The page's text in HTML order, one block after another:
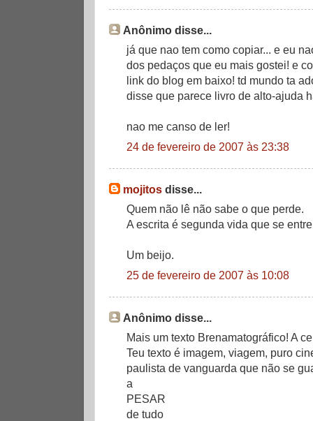
Anônimo disse...
já que nao tem como copiar... e eu
dos pedaços que eu mais gostei! e
link do blog em baixo! td mundo ta
disse que parece livro de alto-ajuda
nao me canso de ler!
24 de fevereiro de 2007 às 23:38
mojitos disse...
Quem não lê não sabe o que perde.
A escrita é segunda vida que se
Um beijo.
25 de fevereiro de 2007 às 10:08
Anônimo disse...
Mais um texto Brenamatográfico! A
Teu texto é imagem, viagem, puro
paulista de vanguarda que não se
a
PESAR
de tudo